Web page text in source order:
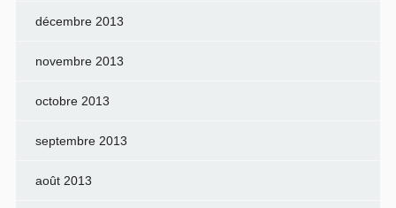
décembre 2013
novembre 2013
octobre 2013
septembre 2013
août 2013